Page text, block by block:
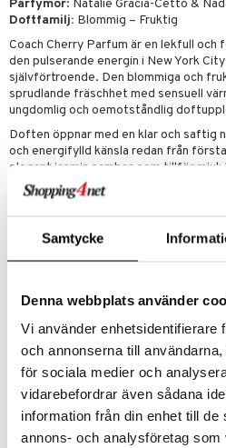
Samtycke
Denna webbplats använder
Vi använder enhetsidentifierare
och annonserna till
för sociala medier och
vidarebefordrar även sådana
information från din enhet till de
annons- och analysföretag
Parfymör: Natalie Gracia-Cetto &
Doftfamilj: Blommig – Fruktig
Coach Cherry Parfum är en lekfull och
den pulserande energin i New York
självförtroende. Den blommiga och
sprudlande fräschhet med sensuell
ungdomlig och oemotståndlig
Doften öppnar med en klar och saftig
och energifylld känsla redan från
elegant jasmin sambac som tillför
karaktär. Basen avrundas med varm
sensualitet och ett långvarigt doftspår
lekfull elegans med självsäker attityd
en doft som både känns fräsch, feminin
Hjärtnoter: sambac jasmin, magnolia
Artikelnr
COACC-0T-50-XX-XX
Lägsta pris senaste 30 dagarna: 989 kr